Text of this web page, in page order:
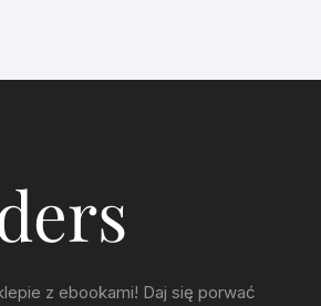
z ebookami! Daj się porwać